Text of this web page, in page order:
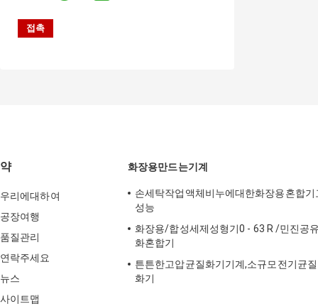
약
우리에대하여
공장여행
품질관리
연락주세요
뉴스
사이트맵
화장용만드는기계
손세탁작업액체비누에대한화장용혼합기
성능
화장용/합성세제성형기0 - 63 R /민진공
화혼합기
튼튼한고압균질화기기계,소규모전기균질
화기